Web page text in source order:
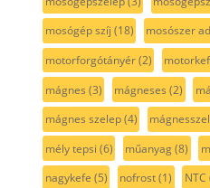
mosógép szíj (18) mosószer
motorforgótányér(2)
mágnes (3) mágneses (2)
mágnes szelep(4)
mély tepsi (6) műanyag(8)
nagykefe (5) nofrost(1) NTC